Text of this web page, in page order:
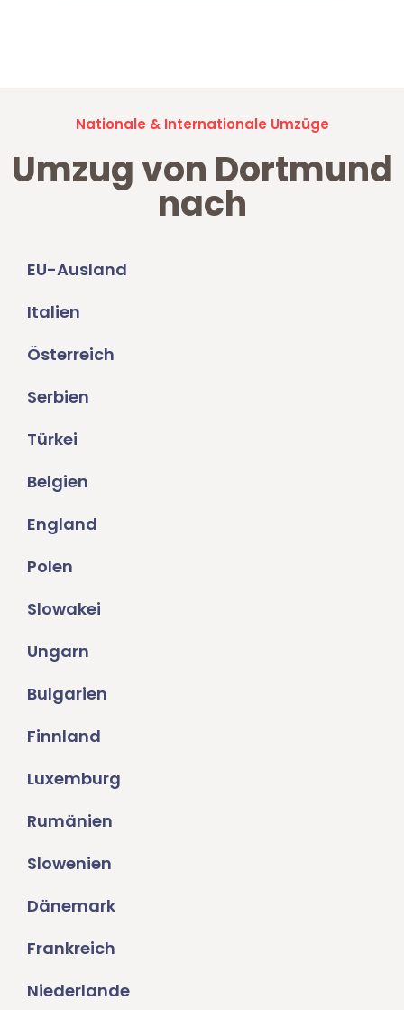
Nationale & Internationale Umzüge
Umzug von Dortmund
nach
EU-Ausland
Italien
Österreich
Serbien
Türkei
Belgien
England
Polen
Slowakei
Ungarn
Bulgarien
Finnland
Luxemburg
Rumänien
Slowenien
Dänemark
Frankreich
Niederlande